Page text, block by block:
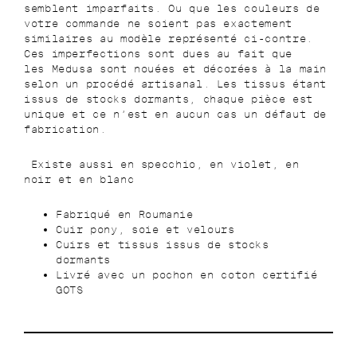
semblent imparfaits. Ou que les couleurs de
votre commande ne soient pas exactement
similaires au modèle représenté ci-contre.
Ces imperfections sont dues au fait que
les Medusa sont nouées et décorées à la main
selon un procédé artisanal. Les tissus étant
issus de stocks dormants, chaque pièce est
unique et ce n’est en aucun cas un défaut de
fabrication.
Existe aussi en specchio, en violet, en
noir et en blanc
Fabriqué en Roumanie
Cuir pony, soie et velours
Cuirs et tissus issus de stocks
dormants
Livré avec un pochon en coton certifié
GOTS